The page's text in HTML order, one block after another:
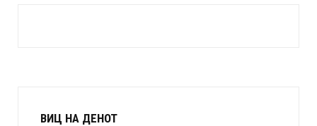
ВИЦ НА ДЕНОТ